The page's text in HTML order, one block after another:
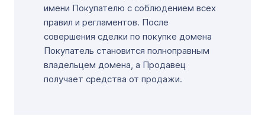
имени Покупателю с соблюдением всех
правил и регламентов. После
совершения сделки по покупке домена
Покупатель становится полноправным
владельцем домена, а Продавец
получает средства от продажи.